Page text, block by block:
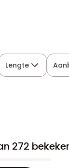
Lengte
272